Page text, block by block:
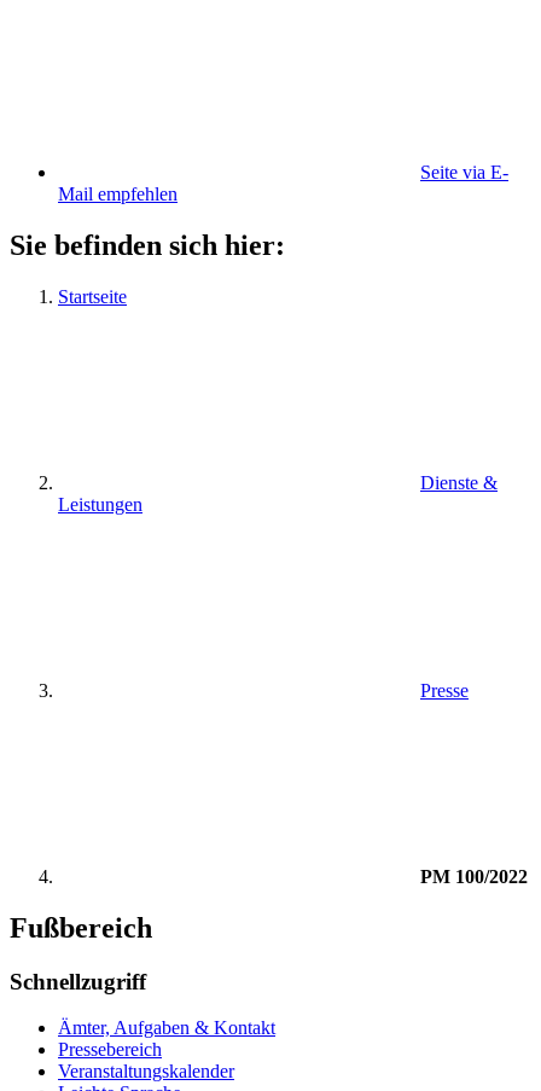
Seite via E-
Mail empfehlen
Sie befinden sich hier:
Startseite
Dienste &
Leistungen
Presse
PM 100/2022
Fußbereich
Schnellzugriff
Ämter, Aufgaben & Kontakt
Pressebereich
Veranstaltungskalender